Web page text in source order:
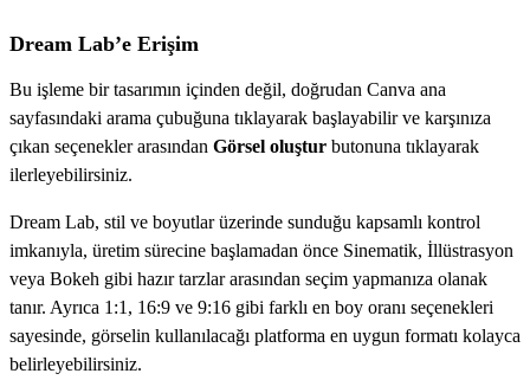
Dream Lab’e Erişim
Bu işleme bir tasarımın içinden değil, doğrudan Canva ana
sayfasındaki arama çubuğuna tıklayarak başlayabilir ve karşınıza
çıkan seçenekler arasından Görsel oluştur butonuna tıklayarak
ilerleyebilirsiniz.
Dream Lab, stil ve boyutlar üzerinde sunduğu kapsamlı kontrol
imkanıyla, üretim sürecine başlamadan önce Sinematik, İllüstrasyon
veya Bokeh gibi hazır tarzlar arasından seçim yapmanıza olanak
tanır. Ayrıca 1:1, 16:9 ve 9:16 gibi farklı en boy oranı seçenekleri
sayesinde, görselin kullanılacağı platforma en uygun formatı kolayca
belirleyebilirsiniz.